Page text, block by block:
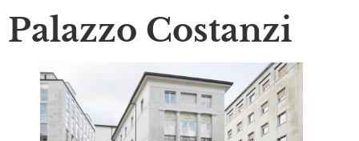
Palazzo Costanzi